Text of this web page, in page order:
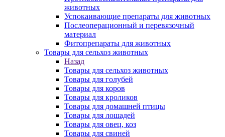
животных
Успокаивающие препараты для животных
Послеоперационный и перевязочный
материал
Фитопрепараты для животных
Товары для сельхоз животных
Назад
Товары для сельхоз животных
Товары для голубей
Товары для коров
Товары для кроликов
Товары для домашней птицы
Товары для лошадей
Товары для овец, коз
Товары для свиней